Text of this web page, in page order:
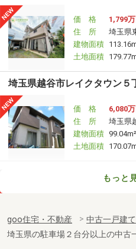
価 格
1,799
住 所
埼玉県
建物面積
土地面積
埼玉県越谷市レイクタウン５
価 格
6,080
住 所
埼玉県
建物面積 99.04m²
土地面積
埼玉県越谷市七左町１丁目
建物面積 93.28m²
土地面積
もっと
goo住宅・不動産 中古一戸建て
埼玉県の駐車場２台分以上の中古